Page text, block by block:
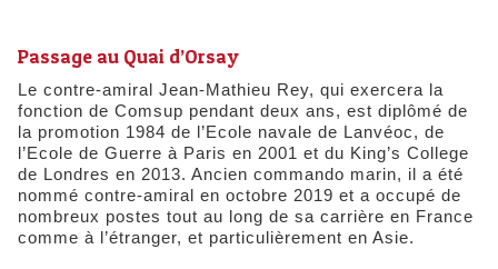
Passage au Quai d’Orsay
Le contre-amiral Jean-Mathieu Rey, qui exercera la
fonction de Comsup pendant deux ans, est diplômé de
la promotion 1984 de l’Ecole navale de Lanvéoc, de
l’Ecole de Guerre à Paris en 2001 et du King’s College
de Londres en 2013. Ancien commando marin, il a été
nommé contre-amiral en octobre 2019 et a occupé de
nombreux postes tout au long de sa carrière en France
comme à l’étranger, et particulièrement en Asie.